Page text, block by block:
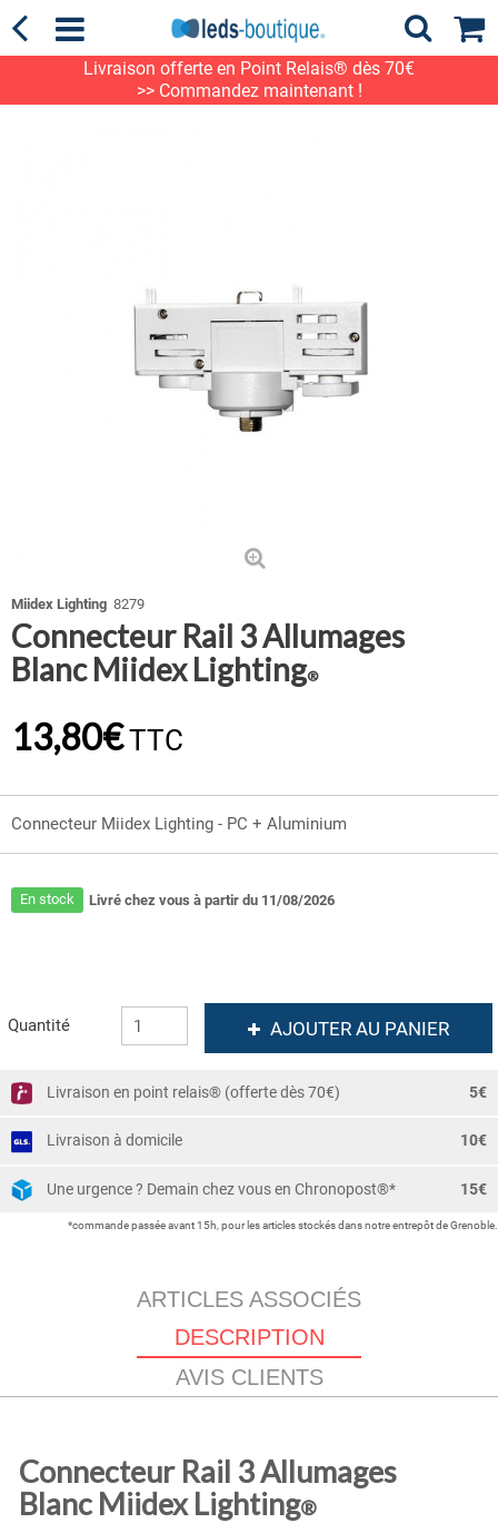
Livraison offerte en Point Relais® dès 70€
>> Commandez maintenant !
Miidex Lighting 8279
Connecteur Rail 3 Allumages
Blanc Miidex Lighting®
13,80€TTC
Connecteur Miidex Lighting - PC + Aluminium
En stock Livré chez vous à partir du 11/08/2026
Quantité AJOUTER AU PANIER
Livraison en point relais® (offerte dès 70€) 5€
Livraison à domicile 10€
Une urgence ? Demain chez vous en Chronopost®* 15€
*commande passée avant 15h, pour les articles stockés dans notre entrepôt de Grenoble.
ARTICLES ASSOCIÉS
DESCRIPTION
AVIS CLIENTS
Connecteur Rail 3 Allumages
Blanc Miidex Lighting®